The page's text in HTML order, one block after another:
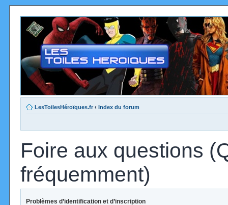
LesToilesHéroïques.fr ‹ Index du forum
Foire aux questions
fréquemment)
Problèmes d’identification et d’inscription